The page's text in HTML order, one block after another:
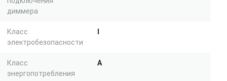
диммера
Класс
электробезопасности
Класс
энергопотребления
A